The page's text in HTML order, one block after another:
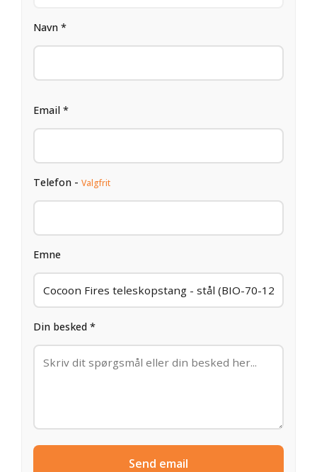
Navn *
Email *
Telefon - Valgfrit
Emne
Din besked *
Send email